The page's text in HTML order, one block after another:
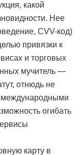
какой
Нее
CVV-код)
привязки к
и торговых
мучитель —
отнюдь не
международными
огибать
карту в